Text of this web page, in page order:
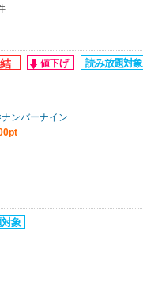
ンバーナイン